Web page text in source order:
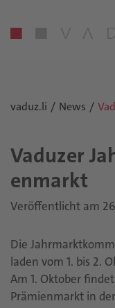
vaduz.li News
Va­du­zer
en­markt
Veröffentlicht am
Die
laden vom 1. bis 2.
Am 1. Oktober
Prämienmarkt in